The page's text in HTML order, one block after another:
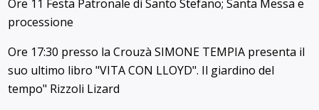
Ore 11 Festa Patronale di Santo Stefano; Santa Messa e
processione
Ore 17:30 presso la Crouzà SIMONE TEMPIA presenta il
suo ultimo libro "VITA CON LLOYD". Il giardino del
tempo" Rizzoli Lizard